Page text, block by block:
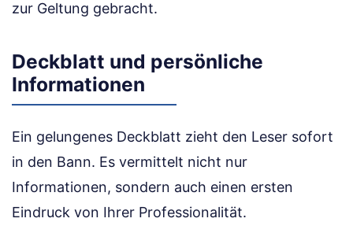
zur Geltung gebracht.
Deckblatt und persönliche
Informationen
Ein gelungenes Deckblatt zieht den Leser sofort
in den Bann. Es vermittelt nicht nur
Informationen, sondern auch einen ersten
Eindruck von Ihrer Professionalität.